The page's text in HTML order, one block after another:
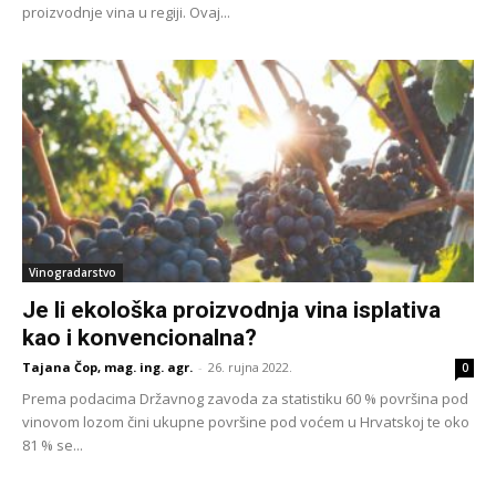
proizvodnje vina u regiji. Ovaj...
Vinogradarstvo
Je li ekološka proizvodnja vina isplativa
kao i konvencionalna?
Tajana Čop, mag. ing. agr. - 26. rujna 2022. 0
Prema podacima Državnog zavoda za statistiku 60 % površina pod
vinovom lozom čini ukupne površine pod voćem u Hrvatskoj te oko
81 % se...